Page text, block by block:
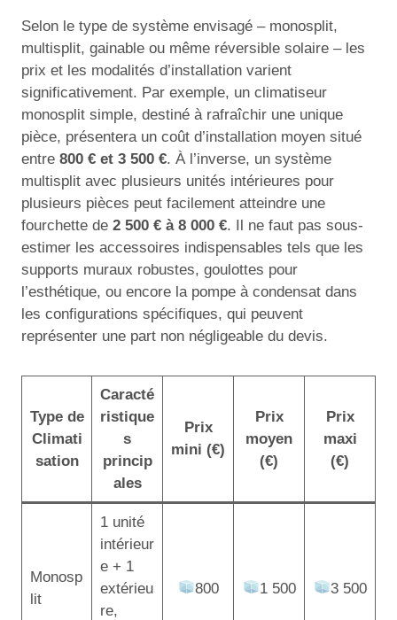
Selon le type de système envisagé – monosplit,
multisplit, gainable ou même réversible solaire – les
prix et les modalités d’installation varient
significativement. Par exemple, un climatiseur
monosplit simple, destiné à rafraîchir une unique
pièce, présentera un coût d’installation moyen situé
entre 800 € et 3 500 €. À l’inverse, un système
multisplit avec plusieurs unités intérieures pour
plusieurs pièces peut facilement atteindre une
fourchette de 2 500 € à 8 000 €. Il ne faut pas sous-
estimer les accessoires indispensables tels que les
supports muraux robustes, goulottes pour
l’esthétique, ou encore la pompe à condensat dans
les configurations spécifiques, qui peuvent
représenter une part non négligeable du devis.
Type de
Climati
sation
Caracté
ristique
s
princip
ales
Prix
mini (€)
Prix
moyen
(€)
Prix
maxi
(€)
Monosp
lit
1 unité
intérieur
e + 1
extérieu
re,
800 1 500 3 500